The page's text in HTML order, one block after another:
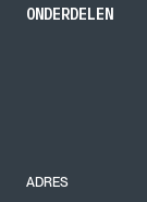
ONDERDELEN
ADRES